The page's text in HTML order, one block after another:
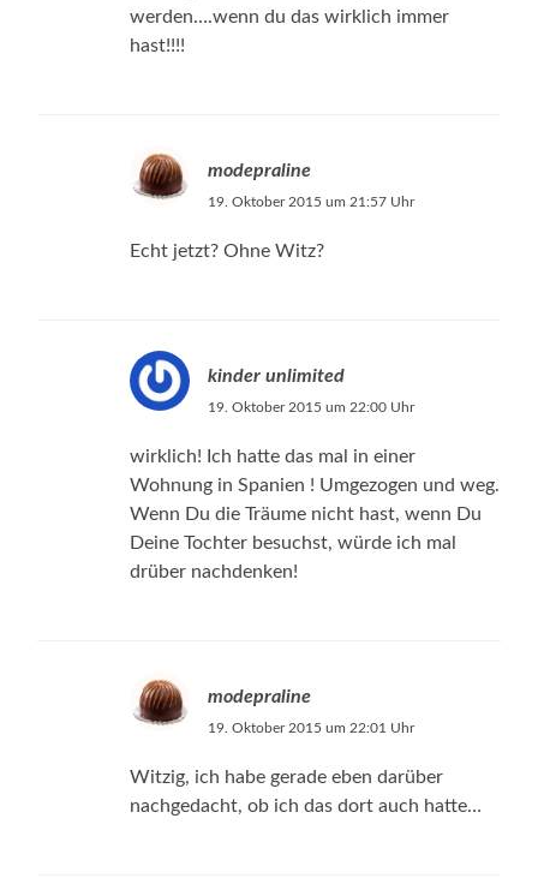
werden….wenn du das wirklich immer
hast!!!!
modepraline
19. Oktober 2015 um 21:57 Uhr
Echt jetzt? Ohne Witz?
kinder unlimited
19. Oktober 2015 um 22:00 Uhr
wirklich! Ich hatte das mal in einer
Wohnung in Spanien ! Umgezogen und weg.
Wenn Du die Träume nicht hast, wenn Du
Deine Tochter besuchst, würde ich mal
drüber nachdenken!
modepraline
19. Oktober 2015 um 22:01 Uhr
Witzig, ich habe gerade eben darüber
nachgedacht, ob ich das dort auch hatte…